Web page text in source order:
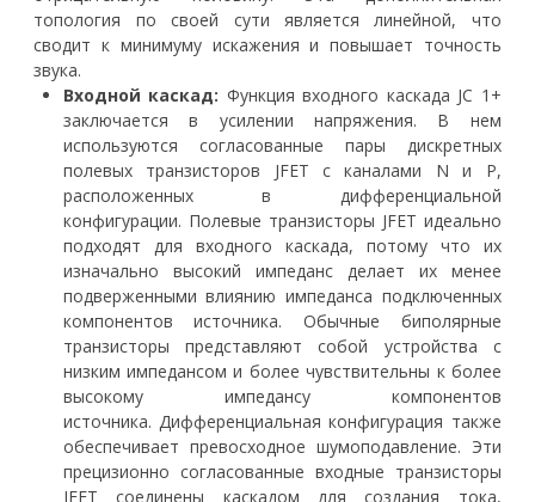
топология по своей сути является линейной, что
сводит к минимуму искажения и повышает точность
звука.
Входной каскад: Функция входного каскада JC 1+
заключается в усилении напряжения. В нем
используются согласованные пары дискретных
полевых транзисторов JFET с каналами N и P,
расположенных в дифференциальной
конфигурации. Полевые транзисторы JFET идеально
подходят для входного каскада, потому что их
изначально высокий импеданс делает их менее
подверженными влиянию импеданса подключенных
компонентов источника. Обычные биполярные
транзисторы представляют собой устройства с
низким импедансом и более чувствительны к более
высокому импедансу компонентов
источника. Дифференциальная конфигурация также
обеспечивает превосходное шумоподавление. Эти
прецизионно согласованные входные транзисторы
JFET соединены каскадом для создания тока,